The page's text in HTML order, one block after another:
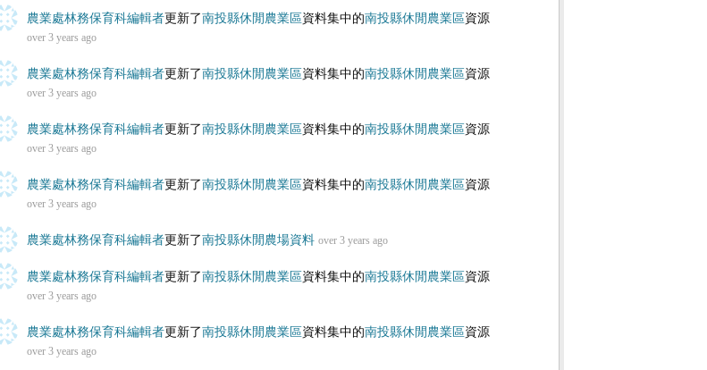
農業處林務保育科編輯者更新了南投縣休閒農業區資料集中的南投縣休閒農業區資源
over 3 years ago
農業處林務保育科編輯者更新了南投縣休閒農業區資料集中的南投縣休閒農業區資源
over 3 years ago
農業處林務保育科編輯者更新了南投縣休閒農業區資料集中的南投縣休閒農業區資源
over 3 years ago
農業處林務保育科編輯者更新了南投縣休閒農業區資料集中的南投縣休閒農業區資源
over 3 years ago
農業處林務保育科編輯者更新了南投縣休閒農場資料 over 3 years ago
農業處林務保育科編輯者更新了南投縣休閒農業區資料集中的南投縣休閒農業區資源
over 3 years ago
農業處林務保育科編輯者更新了南投縣休閒農業區資料集中的南投縣休閒農業區資源
over 3 years ago